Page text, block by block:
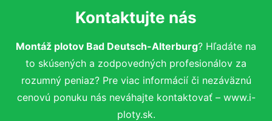
Kontaktujte nás
Montáž plotov Bad Deutsch-Alterburg? Hľadáte na
to skúsených a zodpovedných profesionálov za
rozumný peniaz? Pre viac informácií či nezáväznú
cenovú ponuku nás neváhajte kontaktovať – www.i-
ploty.sk.